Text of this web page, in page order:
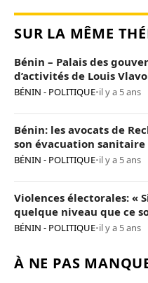
SUR LA MÊME
Bénin – Palais des
d’activités de Louis
BÉNIN - POLITIQUE•il y a 5 ans
Bénin: les avocats de
son évacuation sanitaire
BÉNIN - POLITIQUE•il y a 5 ans
Violences électorales: «
quelque niveau que ce
Talon
BÉNIN - POLITIQUE•il y a 5 ans
À NE PAS